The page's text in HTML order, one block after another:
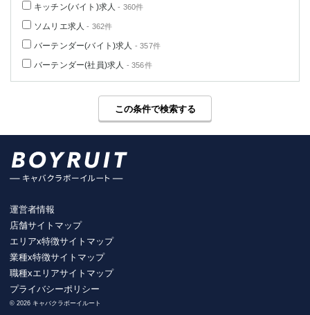
キッチン(バイト)求人 - 360件
ソムリエ求人 - 362件
バーテンダー(バイト)求人 - 357件
バーテンダー(社員)求人 - 356件
この条件で検索する
運営者情報
店舗サイトマップ
エリアx特徴サイトマップ
業種x特徴サイトマップ
職種xエリアサイトマップ
プライバシーポリシー
© 2026 キャバクラボーイルート